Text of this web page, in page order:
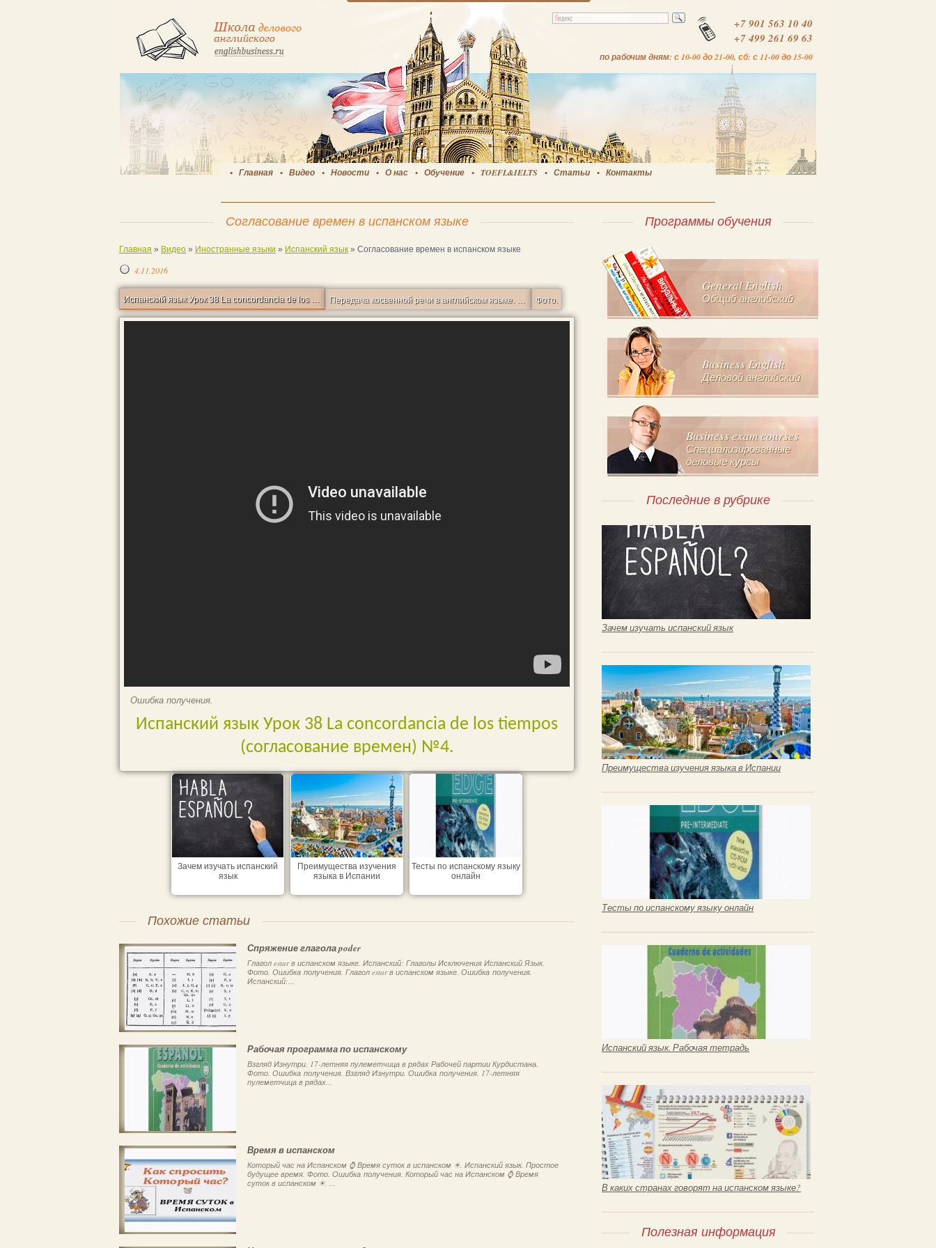
+7 901 563 10 40
+7 499 261 69 63
по рабочим дням: с 10-00 до 21-00, сб: с 11-00 до 15-00
Главная Видео Новости О нас Обучение TOEFL&IELTS Статьи Контакты
Программы обучения
General English
Общий английский
Business English
Деловой английский
Business exam courses
Специализированные
деловые курсы
Последние в рубрике
Зачем изучать испанский язык
Преимущества изучения языка в Испании
Тесты по испанскому языку онлайн
Испанский язык. Рабочая тетрадь
В каких странах говорят на испанском языке?
Полезная информация
Согласование времен в испанском языке
Главная » Видео » Иностранные языки » Испанский язык » Согласование времен в испанском языке
4.11.2016
Испанский язык Урок 38 La concordancia de los tiempos (согласование времен) №4. Передача косвенной речи в английском языке. Разница между said и told. Фото.
Ошибка получения.
Испанский язык Урок 38 La concordancia de los tiempos
(согласование времен) №4.
Зачем изучать испанский
язык
Преимущества изучения
языка в Испании
Тесты по испанскому языку
онлайн
Похожие статьи
Спряжение глагола poder
Глагол estar в испанском языке. Испанский: Глаголы Исключения Испанский Язык.
Фото. Ошибка получения. Глагол estar в испанском языке. Ошибка получения.
Испанский:...
Рабочая программа по испанскому
Взгляд Изнутри. 17-летняя пулеметчица в рядах Рабочей партии Курдистана.
Фото. Ошибка получения. Взгляд Изнутри. Ошибка получения. 17-летняя
пулеметчица в рядах...
Время в испанском
Который час на Испанском ⌚ Время суток в испанском ☀. Испанский язык. Простое
будущее время. Фото. Ошибка получения. Который час на Испанском ⌚ Время
суток в испанском ☀. ...